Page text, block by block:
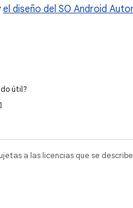
el diseño del SO Android
útil?
a las licencias que se